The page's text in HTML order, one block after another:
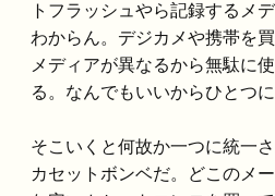
トフラッシュやら記録するメ
わからん。デジカメや携帯を
メディアが異なるから無駄に
る。なんでもいいからひとつ
そこいくと何故か一つに統一
カセットボンベだ。どこのメ